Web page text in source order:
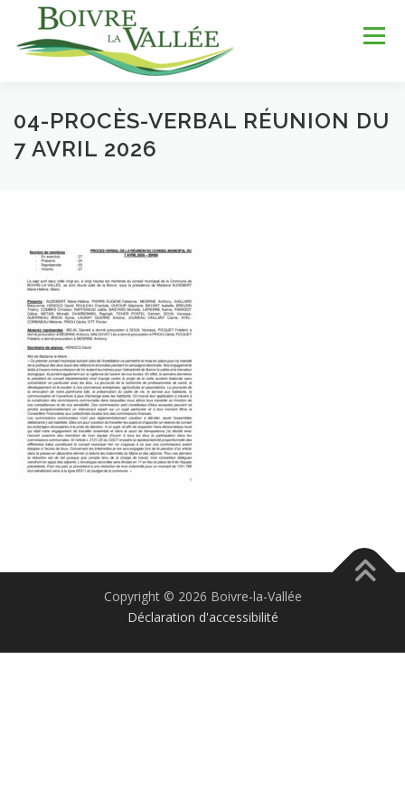
contenu
Menu
LA COMMUNE SERVICES JEUNESSE
DÉV. DURABLE
04-PROCÈS-VERBAL RÉUNION DU
7 AVRIL 2026
Copyright © 2026 Boivre-la-Vallée
Déclaration d'accessibilité